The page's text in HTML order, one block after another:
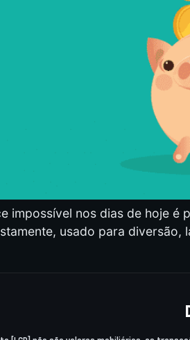
impossível nos dias de hoje
usado para